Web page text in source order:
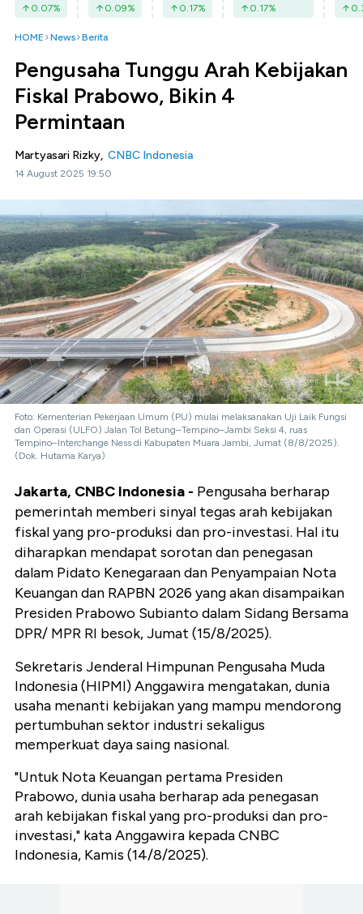
0.07% 0.09% 0.17% 0.17%
HOME News Berita
Pengusaha Tunggu Arah Kebijakan
Fiskal Prabowo, Bikin 4
Permintaan
Martyasari Rizky, CNBC Indonesia
14 August 2025 19:50
Foto: Kementerian Pekerjaan Umum (PU) mulai melaksanakan Uji Laik Fungsi
dan Operasi (ULFO) Jalan Tol Betung–Tempino–Jambi Seksi 4, ruas
Tempino–Interchange Ness di Kabupaten Muara Jambi, Jumat (8/8/2025).
(Dok. Hutama Karya)
Jakarta, CNBC Indonesia - Pengusaha berharap
pemerintah memberi sinyal tegas arah kebijakan
fiskal yang pro-produksi dan pro-investasi. Hal itu
diharapkan mendapat sorotan dan penegasan
dalam Pidato Kenegaraan dan Penyampaian Nota
Keuangan dan RAPBN 2026 yang akan disampaikan
Presiden Prabowo Subianto dalam Sidang Bersama
DPR/ MPR RI besok, Jumat (15/8/2025).
Sekretaris Jenderal Himpunan Pengusaha Muda
Indonesia (HIPMI) Anggawira mengatakan, dunia
usaha menanti kebijakan yang mampu mendorong
pertumbuhan sektor industri sekaligus
memperkuat daya saing nasional.
"Untuk Nota Keuangan pertama Presiden
Prabowo, dunia usaha berharap ada penegasan
arah kebijakan fiskal yang pro-produksi dan pro-
investasi," kata Anggawira kepada CNBC
Indonesia, Kamis (14/8/2025).